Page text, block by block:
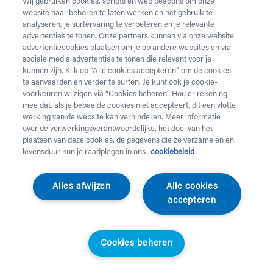
Vul onderstaand formulier in voor de huur van
zorgmateriaal.Dringende levering of levering in het
weekendnodig? Neem telefonisch contact op via 02 218
22 22.
Heb jekrukken nodig? Die kan je enkel aankopen. Wil je
huurmateriaal laten ophalen? Dat kan hier.
Opgelet!Je huurt voor minstens 1 maand en betaalt een
servicekost. Check de prijzenhier. Een gewone levering
duurt 2 werkdagen, een dringende levering krijg je de
feestdagen.
website naar behoren te laten werken en het gebruik te
analyseren, je surfervaring te verbeteren en je relevante
advertenties te tonen. Onze partners kunnen via onze website
advertentiecookies plaatsen om je op andere websites en via
sociale media advertenties te tonen die relevant voor je
kunnen zijn. Klik op “Alle cookies accepteren” om de cookies
te aanvaarden en verder te surfen. Je kunt ook je cookie-
voorkeuren wijzigen via “Cookies beheren”. Hou er rekening
mee dat, als je bepaalde cookies niet accepteert, dit een vlotte
werking van de website kan verhinderen. Meer informatie
over de verwerkingsverantwoordelijke, het doel van het
plaatsen van deze cookies, de gegevens die ze verzamelen en
levensduur kun je raadplegen in ons
cookiebeleid
Alle cookies
accepteren
Alles afwijzen
Cookies beheren